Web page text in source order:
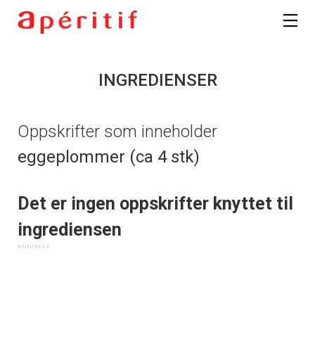
INGREDIENSER
Oppskrifter som inneholder
eggeplommer (ca 4 stk)
Det er ingen oppskrifter knyttet til
ingrediensen